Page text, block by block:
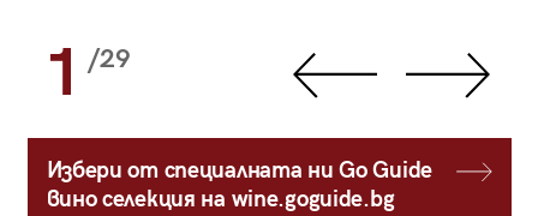
1 /29
Избери от специалната ни Go Guide
вино селекция на wine.goguide.bg